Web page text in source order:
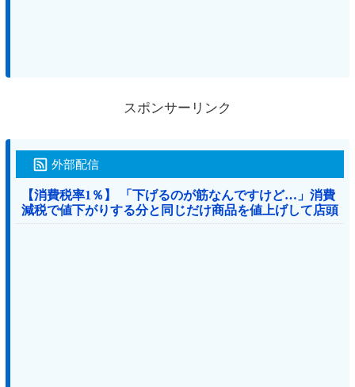
スポンサーリンク
外部配信
【消費税率1％】 「下げるのが筋なんですけど…」消費
減税で値下がりする分と同じだけ商品を値上げして店頭
価格を変えない店も